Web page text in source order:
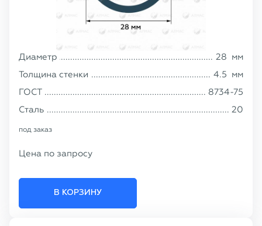
Диаметр 28 мм
Толщина стенки
4.5 мм
ГОСТ
8734-75
Сталь
20
под заказ
Цена по запросу
В КОРЗИНУ